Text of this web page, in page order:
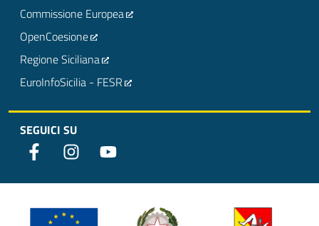
Commissione Europea
OpenCoesione
Regione Siciliana
EuroInfoSicilia - FESR
SEGUICI SU